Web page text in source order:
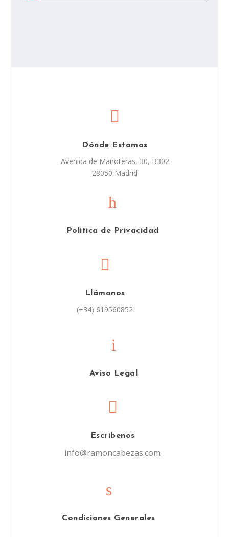

Dónde Estamos
Avenida de Manoteras, 30, B302
28050 Madrid
h
Política de Privacidad

Llámanos
(+34) 619560852
i
Aviso Legal

Escríbenos
info@ramoncabezas.com
s
Condiciones Generales